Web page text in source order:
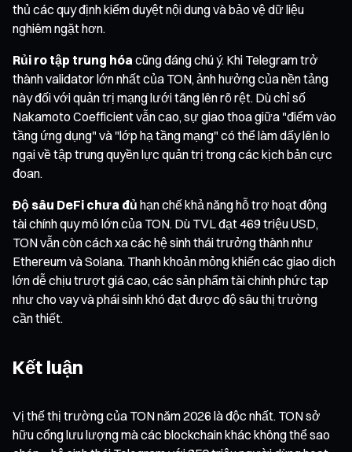
thủ các quy định kiểm duyệt nội dung và bảo vệ dữ liệu
nghiêm ngặt hơn.
Rủi ro tập trung hóa cũng đáng chú ý. Khi Telegram trở
thành validator lớn nhất của TON, ảnh hưởng của nền tảng
này đối với quản trị mạng lưới tăng lên rõ rệt. Dù chỉ số
Nakamoto Coefficient vẫn cao, sự giao thoa giữa "điểm vào
tầng ứng dụng" và "lớp hạ tầng mạng" có thể làm dấy lên lo
ngại về tập trung quyền lực quản trị trong các kịch bản cực
đoan.
Độ sâu DeFi chưa đủ hạn chế khả năng hỗ trợ hoạt động
tài chính quy mô lớn của TON. Dù TVL đạt 469 triệu USD,
TON vẫn còn cách xa các hệ sinh thái trưởng thành như
Ethereum và Solana. Thanh khoản mỏng khiến các giao dịch
lớn dễ chịu trượt giá cao, các sản phẩm tài chính phức tạp
như cho vay và phái sinh khó đạt được độ sâu thị trường
cần thiết.
Kết luận
Vị thế thị trường của TON năm 2026 là độc nhất. TON sở
hữu cổng lưu lượng mà các blockchain khác không thể sao